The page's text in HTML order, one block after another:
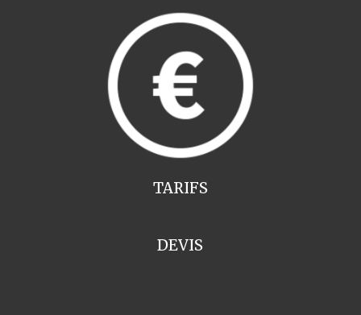
TARIFS
DEVIS